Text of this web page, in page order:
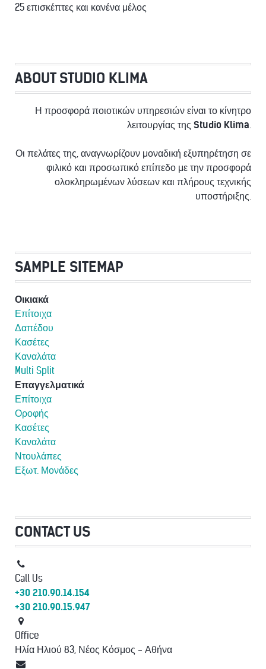
25 επισκέπτες και κανένα μέλος
ABOUT STUDIO KLIMA
Η προσφορά ποιοτικών υπηρεσιών είναι το κίνητρο
λειτουργίας της Studio Klima.
Οι πελάτες της, αναγνωρίζουν μοναδική εξυπηρέτηση σε
φιλικό και προσωπικό επίπεδο με την προσφορά
ολοκληρωμένων λύσεων και πλήρους τεχνικής
υποστήριξης.
SAMPLE SITEMAP
Οικιακά
Επίτοιχα
Δαπέδου
Κασέτες
Καναλάτα
Multi Split
Επαγγελματικά
Επίτοιχα
Οροφής
Κασέτες
Καναλάτα
Ντουλάπες
Εξωτ. Μονάδες
CONTACT US
Call Us
+30 210.90.14.154
+30 210.90.15.947
Office
Ηλία Ηλιού 83, Νέος Κόσμος - Αθήνα